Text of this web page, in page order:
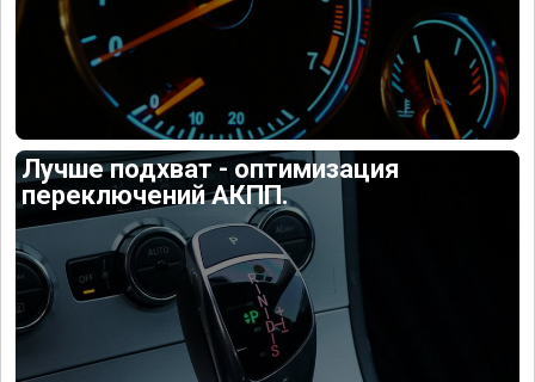
Лучше подхват - оптимизация
переключений АКПП.